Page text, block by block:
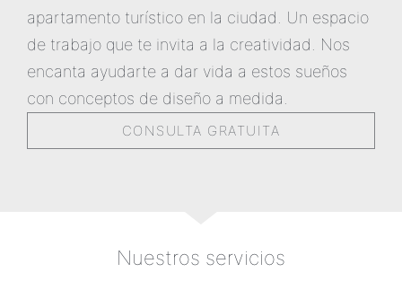
apartamento turístico en la ciudad. Un espacio
de trabajo que te invita a la creatividad. Nos
encanta ayudarte a dar vida a estos sueños
con conceptos de diseño a medida.
CONSULTA GRATUITA
Nuestros servicios